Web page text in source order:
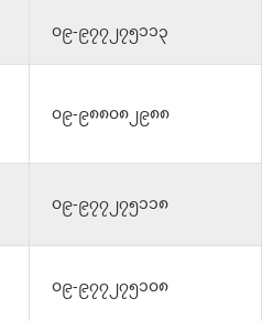
၀၉-၉၇၇၂၇၅၁၁၃
၀၉-၉၈၈၀၈၂၉၈၈
၀၉-၉၇၇၂၇၅၁၁၈
၀၉-၉၇၇၂၇၅၁၀၈